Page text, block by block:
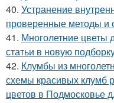
40. Устранение
проверенные методы и
41. Многолетние цветы
статьи в новую
42. Клумбы из
схемы красивых клумб
цветов в Подмосковье